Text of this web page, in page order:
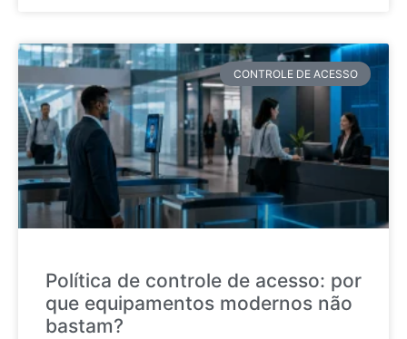
CONTROLE DE ACESSO
Política de controle de acesso: por
que equipamentos modernos não
bastam?